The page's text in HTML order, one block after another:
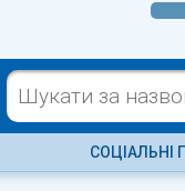
СОЦІАЛЬНІ